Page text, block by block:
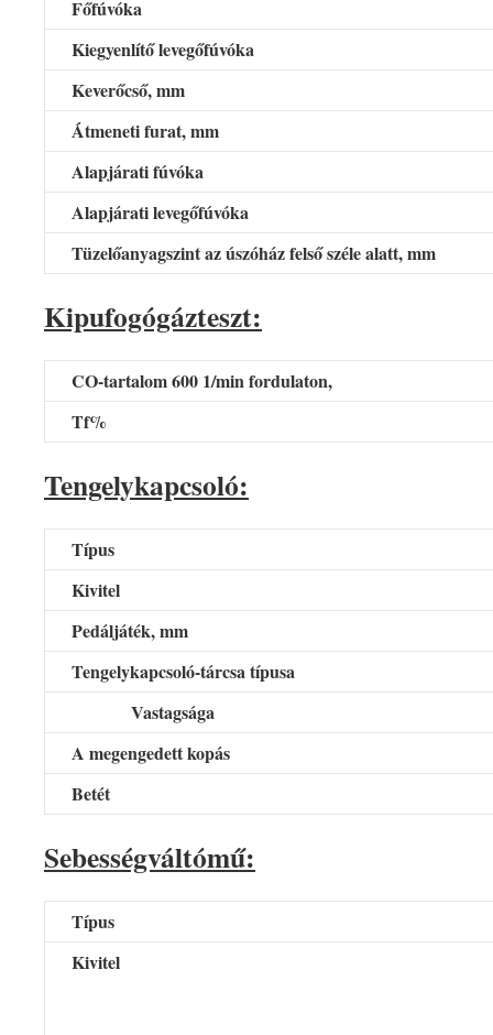
Főfúvóka
Kiegyenlítő levegőfúvóka
Keverőcső, mm
Átmeneti furat, mm
Alapjárati fúvóka
Alapjárati levegőfúvóka
Tüzelőanyagszint az úszóház felső széle alatt, mm
Kipufogógázteszt:
CO-tartalom 600 1/min fordulaton,
Tf%
Tengelykapcsoló:
Típus
Kivitel
Pedáljáték, mm
Tengelykapcsoló-tárcsa típusa
Vastagsága
A megengedett kopás
Betét
Sebességváltómű:
Típus
Kivitel